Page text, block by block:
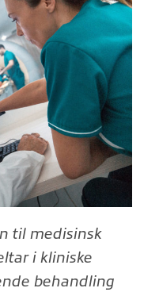
til medisinsk
i kliniske
behandling